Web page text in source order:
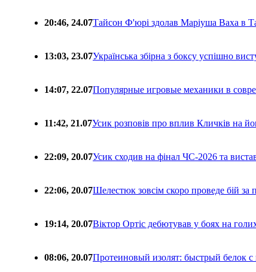
20:46, 24.07Тайсон Ф'юрі здолав Маріуша Ваха в
13:03, 23.07Українська збірна з боксу успішно
14:07, 22.07Популярные игровые механики в
11:42, 21.07Усик розповів про вплив Кличків на
22:09, 20.07Усик сходив на фінал ЧС-2026 та
22:06, 20.07Шелестюк зовсім скоро проведе бій
19:14, 20.07Віктор Ортіс дебютував у боях на
08:06, 20.07Протеиновый изолят: быстрый белок с